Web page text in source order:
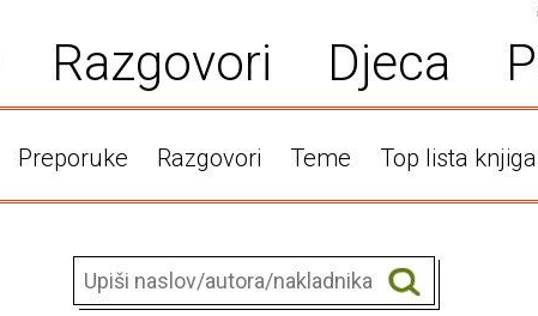
Razgovori Djeca
Preporuke Razgovori Teme Top lista knjiga